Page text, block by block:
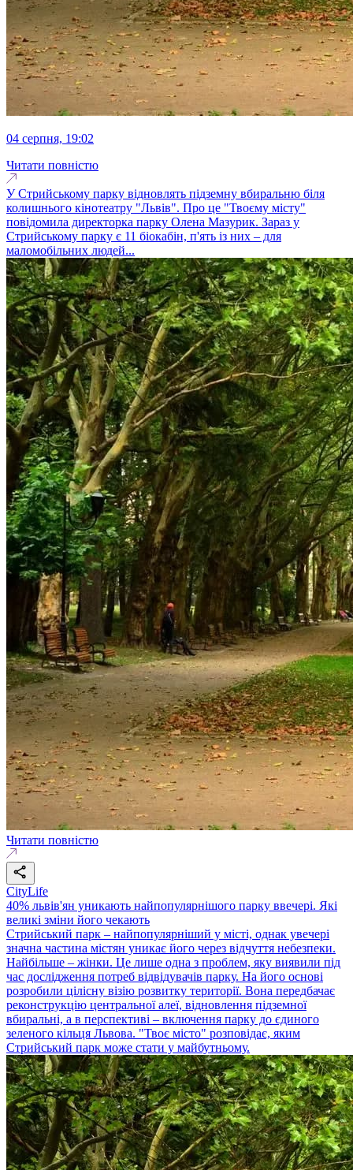
04 серпня, 19:02
Читати повністю
У Стрийському парку відновлять підземну вбиральню біля
колишнього кінотеатру "Львів". Про це "Твоєму місту"
повідомила директорка парку Олена Мазурик. Зараз у
Стрийському парку є 11 біокабін, п'ять із них – для
маломобільних людей...
Читати повністю
CityLife
40% львів'ян уникають найпопулярнішого парку ввечері. Які
великі зміни його чекають
Стрийський парк – найпопулярніший у місті, однак увечері
значна частина містян уникає його через відчуття небезпеки.
Найбільше – жінки. Це лише одна з проблем, яку виявили під
час дослідження потреб відвідувачів парку. На його основі
розробили цілісну візію розвитку території. Вона передбачає
реконструкцію центральної алеї, відновлення підземної
вбиральні, а в перспективі – включення парку до єдиного
зеленого кільця Львова. "Твоє місто" розповідає, яким
Стрийський парк може стати у майбутньому.